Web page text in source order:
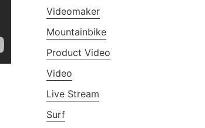
Videomaker
Mountainbike
Product Video
Video
Live Stream
Surf